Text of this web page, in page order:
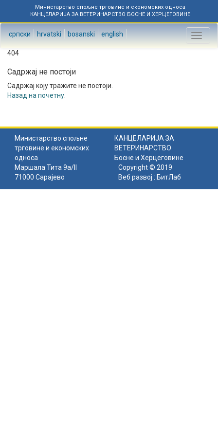
Министарство спољне трговине и економских односа
КАНЦЕЛАРИЈА ЗА ВЕТЕРИНАРСТВО БОСНЕ И ХЕРЦЕГОВИНЕ
српски hrvatski bosanski english
Toggle
404
Садржај не постоји
Садржај коју тражите не постоји.
Назад на почетну
Министарство спољне
трговине и економских
односа
КАНЦЕЛАРИЈА ЗА
ВЕТЕРИНАРСТВО
Босне и Херцеговине
Маршала Тита 9а/II
71000 Сарајево
Copyright © 2019
Веб развој : БитЛаб